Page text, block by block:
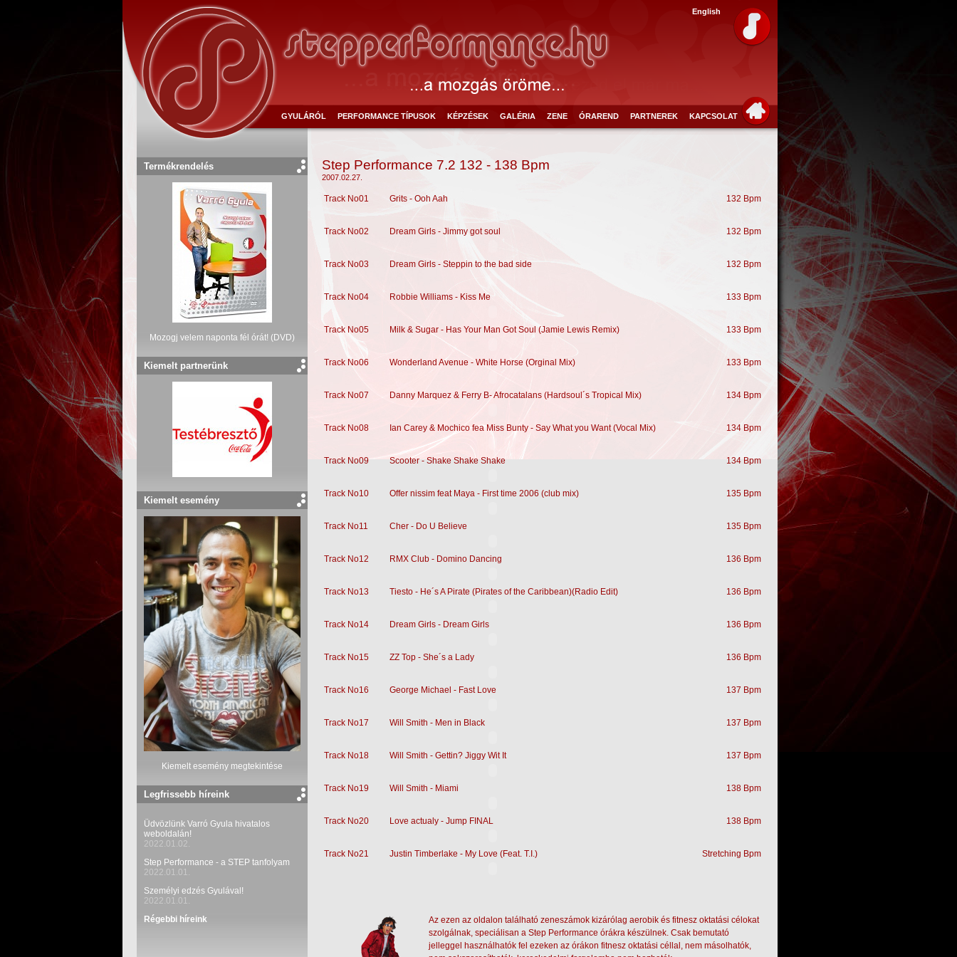
GYULÁRÓL PERFORMANCE TÍPUSOK KÉPZÉSEK GALÉRIA ZENE ÓRAREND PARTNEREK KAPCSOLAT
English
Termékrendelés
Mozogj velem naponta fél órát! (DVD)
Kiemelt partnerünk
Kiemelt esemény
Kiemelt esemény megtekintése
Legfrissebb híreink
Üdvözlünk Varró Gyula hivatalos
weboldalán!
2022.01.02.
Step Performance - a STEP tanfolyam
2022.01.01.
Személyi edzés Gyulával!
2022.01.01.
Régebbi híreink
Step Performance 7.2 132 - 138 Bpm
2007.02.27.
Track No01 Grits - Ooh Aah 132 Bpm
Track No02 Dream Girls - Jimmy got soul 132 Bpm
Track No03 Dream Girls - Steppin to the bad side 132 Bpm
Track No04 Robbie Williams - Kiss Me 133 Bpm
Track No05 Milk & Sugar - Has Your Man Got Soul (Jamie Lewis Remix) 133 Bpm
Track No06 Wonderland Avenue - White Horse (Orginal Mix) 133 Bpm
Track No07 Danny Marquez & Ferry B- Afrocatalans (Hardsoul´s Tropical Mix) 134 Bpm
Track No08 Ian Carey & Mochico fea Miss Bunty - Say What you Want (Vocal Mix) 134 Bpm
Track No09 Scooter - Shake Shake Shake 134 Bpm
Track No10 Offer nissim feat Maya - First time 2006 (club mix) 135 Bpm
Track No11 Cher - Do U Believe 135 Bpm
Track No12 RMX Club - Domino Dancing 136 Bpm
Track No13 Tiesto - He´s A Pirate (Pirates of the Caribbean)(Radio Edit) 136 Bpm
Track No14 Dream Girls - Dream Girls 136 Bpm
Track No15 ZZ Top - She´s a Lady 136 Bpm
Track No16 George Michael - Fast Love 137 Bpm
Track No17 Will Smith - Men in Black 137 Bpm
Track No18 Will Smith - Gettin? Jiggy Wit It 137 Bpm
Track No19 Will Smith - Miami 138 Bpm
Track No20 Love actualy - Jump FINAL 138 Bpm
Track No21 Justin Timberlake - My Love (Feat. T.I.) Stretching Bpm
Az ezen az oldalon található zeneszámok kizárólag aerobik és fitnesz oktatási célokat
szolgálnak, speciálisan a Step Performance órákra készülnek. Csak bemutató
jelleggel használhatók fel ezeken az órákon fitnesz oktatási céllal, nem másolhatók,